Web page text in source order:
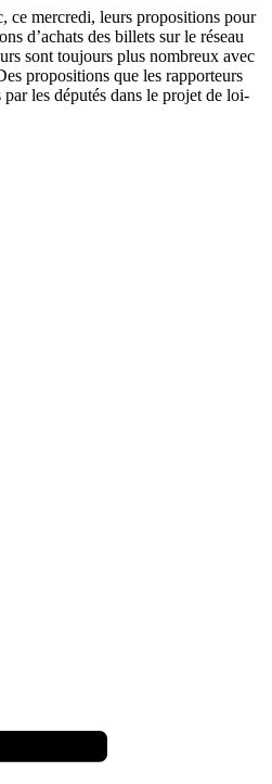
ce mercredi, leurs propositions pour
d’achats des billets sur le réseau
sont toujours plus nombreux avec
propositions que les rapporteurs
les députés dans le projet de loi-